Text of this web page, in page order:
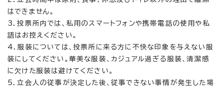
はできません。
3．投票所内では、私用のスマートフォンや携帯電話の使用や私
語はお控えください。
4．服装については、投票所に来る方に不快な印象を与えない服
装にしてください。華美な服装、カジュアル過ぎる服装、清潔感
に欠けた服装は避けてください。
5．立会人の従事が決定した後、従事できない事情が発生した場